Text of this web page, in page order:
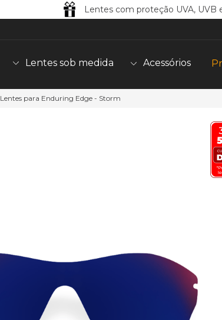
Lentes com proteção UVA, UVB
Lentes sob medida Acessórios
Lentes para Enduring Edge - Storm
gasket
parafusos